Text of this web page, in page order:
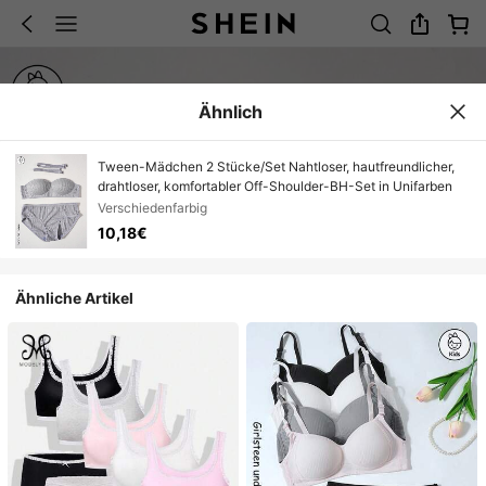
Ähnlich
Tween-Mädchen 2 Stücke/Set Nahtloser, hautfreundlicher,
drahtloser, komfortabler Off-Shoulder-BH-Set in Unifarben
Verschiedenfarbig
10,18€
Ähnliche Artikel